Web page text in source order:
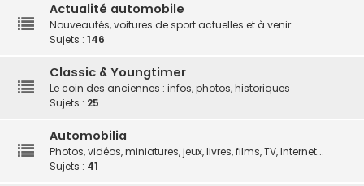
Actualité automobile
Nouveautés, voitures de sport actuelles et à venir
Sujets : 146
Classic & Youngtimer
Le coin des anciennes : infos, photos, historiques
Sujets : 25
Automobilia
Photos, vidéos, miniatures, jeux, livres, films, TV, Internet...
Sujets : 41